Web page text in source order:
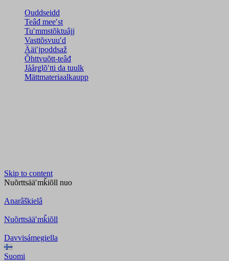
Ouddseidd
Teâđ meeʹst
Tuʹmmstõktuâjj
Vasttõsvuuʹd
Ääiʹjpoddsaž
Õhttvuõtt-teâđ
Jåårǥlõʹtti da tuulk
Mättmateriaalkaupp
Skip to content
Nuõrttsääʹmǩiõll nuo
Anarâškielâ
Nuõrttsääʹmǩiõll
Davvisámegiella
Suomi